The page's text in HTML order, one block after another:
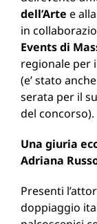
dell’Arte e
in
Events di
regionale per
(e’ stato
serata per il
del concorso).
Una giuria
Adriana
Presenti
doppiaggio